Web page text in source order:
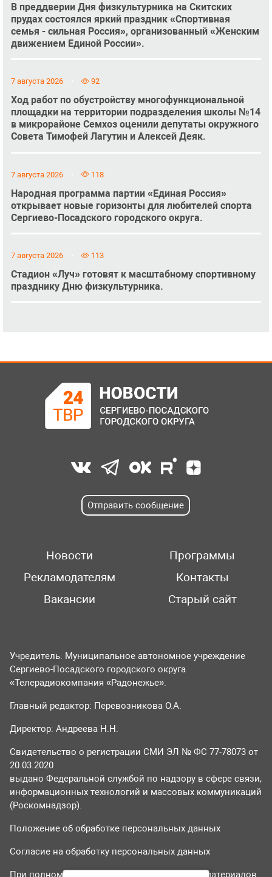
В преддверии Дня физкультурника на Скитских
прудах состоялся яркий праздник «Спортивная
семья - сильная Россия», организованный «Женским
движением Единой России».
7 августа 2026 92
Ход работ по обустройству многофункциональной
площадки на территории подразделения школы №14
в микрорайоне Семхоз оценили депутаты окружного
Совета Тимофей Лагутин и Алексей Деяк.
7 августа 2026 118
Народная программа партии «Единая Россия»
открывает новые горизонты для любителей спорта
Сергиево-Посадского городского округа.
7 августа 2026 113
Стадион «Луч» готовят к масштабному спортивному
празднику Дню физкультурника.
Отправить сообщение
Новости
Программы
Рекламодателям
Контакты
Вакансии
Старый сайт
Учредитель: Муниципальное автономное учреждение
Сергиево-Посадского городского округа
«Телерадиокомпания «Радонежье».
Главный редактор: Перевозникова О.А.
Директор: Андреева Н.Н.
Свидетельство о регистрации СМИ ЭЛ № ФС 77-78073 от
20.03.2020
выдано Федеральной службой по надзору в сфере связи,
информационных технологий и массовых коммуникаций
(Роскомнадзор).
Положение об обработке персональных данных
Согласие на обработку персональных данных
При полном или частичном использовании материалов